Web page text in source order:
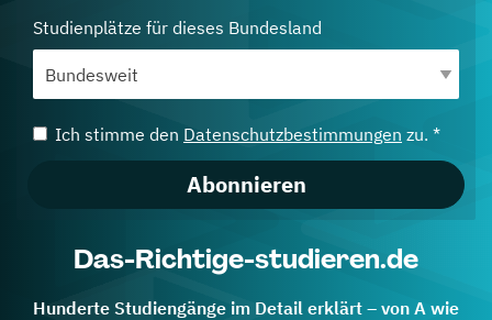
Studienplätze für dieses Bundesland
Ich stimme den Datenschutzbestimmungen zu. *
Abonnieren
Das-Richtige-studieren.de
Hunderte Studiengänge im Detail erklärt – von A wie